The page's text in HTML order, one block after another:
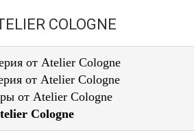
КОСМЕТИКА
COLOGNE
от Atelier Cologne
от Atelier Cologne
от Atelier Cologne
Cologne